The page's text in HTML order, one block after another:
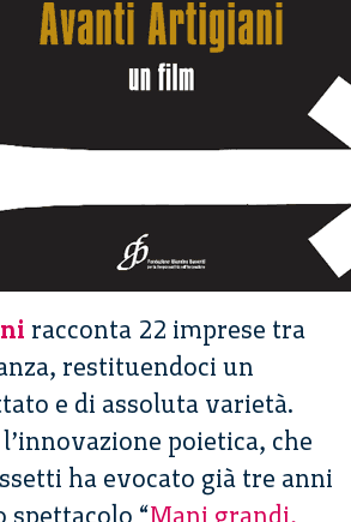
racconta 22 imprese tra
restituendoci un
e di assoluta varietà.
poietica, che
ha evocato già tre anni
spettacolo “Mani grandi,